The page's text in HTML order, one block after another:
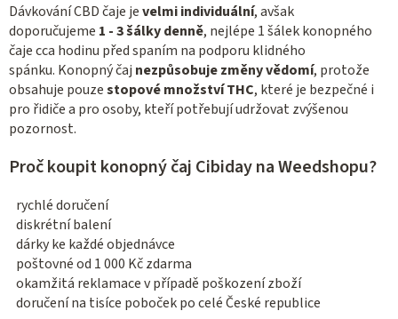
Dávkování CBD čaje jevelmi individuální, avšak
doporučujeme 1 - 3 šálky denně, nejlépe 1 šálek konopného
čaje cca hodinu před spaním na podporu klidného
spánku. Konopný čaj nezpůsobuje změny vědomí, protože
obsahuje pouzestopové množství THC, které je bezpečné i
pro řidiče a pro osoby, kteří potřebují udržovat zvýšenou
pozornost.
Proč koupit konopný čaj Cibiday na Weedshopu?
rychlé doručení
diskrétní balení
dárky ke každé objednávce
poštovné od 1 000 Kč zdarma
okamžitá reklamace v případě poškození zboží
doručení na tisíce poboček po celé České republice